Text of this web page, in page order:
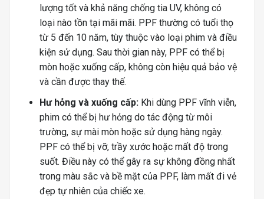
lượng tốt và khả năng chống tia UV, không có
loại nào tồn tại mãi mãi. PPF thường có tuổi thọ
từ 5 đến 10 năm, tùy thuộc vào loại phim và điều
kiện sử dụng. Sau thời gian này, PPF có thể bị
mòn hoặc xuống cấp, không còn hiệu quả bảo vệ
và cần được thay thế.
Hư hỏng và xuống cấp:Khi dùng PPF vĩnh viễn,
phim có thể bị hư hỏng do tác động từ môi
trường, sự mài mòn hoặc sử dụng hàng ngày.
PPF có thể bị vỡ, trầy xước hoặc mất độ trong
suốt. Điều này có thể gây ra sự không đồng nhất
trong màu sắc và bề mặt của PPF, làm mất đi vẻ
đẹp tự nhiên của chiếc xe.